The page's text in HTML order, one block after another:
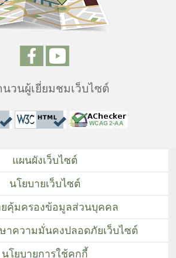
นวนผู้เยี่ยมชมเว็บไซต์
แผนผังเว็บไซต์
นโยบายเว็บไซต์
ยคุ้มครองข้อมูลส่วนบุคคล
าความมั่นคงปลอดภัยเว็บไซต์
นโยบายการใช้คุกกี้